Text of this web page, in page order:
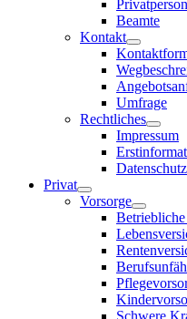
Beamte
Kontakt
Umfrage
Rechtliches
Impressum
Datenschutz
Privat
Vorsorge
Schwere